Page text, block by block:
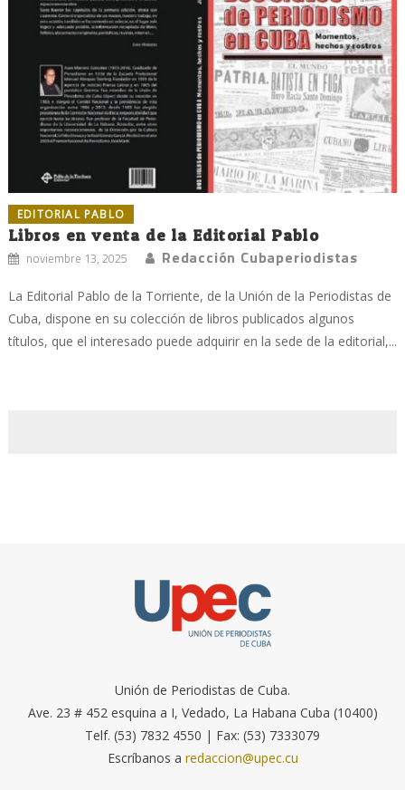
EDITORIAL PABLO
Libros en venta de la Editorial Pablo
noviembre 13, 2025 Redacción Cubaperiodistas
La Editorial Pablo de la Torriente, de la Unión de la Periodistas de
Cuba, dispone en su colección de libros publicados algunos
títulos, que el interesado puede adquirir en la sede de la editorial,...
Unión de Periodistas de Cuba.
Ave. 23 # 452 esquina a I, Vedado, La Habana Cuba (10400)
Telf. (53) 7832 4550 | Fax: (53) 7333079
Escríbanos a redaccion@upec.cu